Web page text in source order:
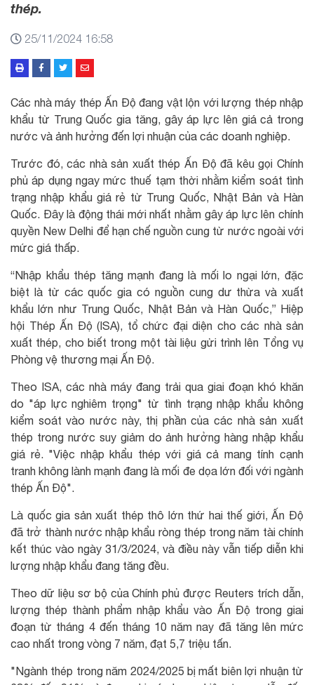
thép.
25/11/2024 16:58
Các nhà máy thép Ấn Độ đang vật lộn với lượng thép nhập
khẩu từ Trung Quốc gia tăng, gây áp lực lên giá cả trong
nước và ảnh hưởng đến lợi nhuận của các doanh nghiệp.
Trước đó, các nhà sản xuất thép Ấn Độ đã kêu gọi Chính
phủ áp dụng ngay mức thuế tạm thời nhằm kiểm soát tình
trạng nhập khẩu giá rẻ từ Trung Quốc, Nhật Bản và Hàn
Quốc. Đây là động thái mới nhất nhằm gây áp lực lên chính
quyền New Delhi để hạn chế nguồn cung từ nước ngoài với
mức giá thấp.
“Nhập khẩu thép tăng mạnh đang là mối lo ngại lớn, đặc
biệt là từ các quốc gia có nguồn cung dư thừa và xuất
khẩu lớn như Trung Quốc, Nhật Bản và Hàn Quốc,” Hiệp
hội Thép Ấn Độ (ISA), tổ chức đại diện cho các nhà sản
xuất thép, cho biết trong một tài liệu gửi trình lên Tổng vụ
Phòng vệ thương mại Ấn Độ.
Theo ISA, các nhà máy đang trải qua giai đoạn khó khăn
do "áp lực nghiêm trọng" từ tình trạng nhập khẩu không
kiểm soát vào nước này, thị phần của các nhà sản xuất
thép trong nước suy giảm do ảnh hưởng hàng nhập khẩu
giá rẻ. "Việc nhập khẩu thép với giá cả mang tính cạnh
tranh không lành mạnh đang là mối đe dọa lớn đối với ngành
thép Ấn Độ".
Là quốc gia sản xuất thép thô lớn thứ hai thế giới, Ấn Độ
đã trở thành nước nhập khẩu ròng thép trong năm tài chính
kết thúc vào ngày 31/3/2024, và điều này vẫn tiếp diễn khi
lượng nhập khẩu đang tăng đều.
Theo dữ liệu sơ bộ của Chính phủ được Reuters trích dẫn,
lượng thép thành phẩm nhập khẩu vào Ấn Độ trong giai
đoạn từ tháng 4 đến tháng 10 năm nay đã tăng lên mức
cao nhất trong vòng 7 năm, đạt 5,7 triệu tấn.
"Ngành thép trong năm 2024/2025 bị mất biên lợi nhuận từ